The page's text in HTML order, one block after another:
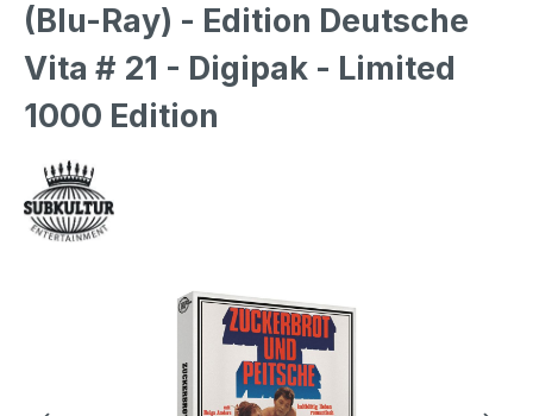
(Blu-Ray) - Edition Deutsche
Vita # 21 - Digipak - Limited
1000 Edition
Bildergalerie überspringen